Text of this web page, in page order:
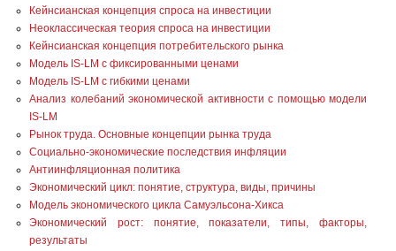
Кейнсианская концепция спроса на инвестиции
Неоклассическая теория спроса на инвестиции
Кейнсианская концепция потребительского рынка
Модель IS-LM с фиксированными ценами
Модель IS-LM с гибкими ценами
Анализ колебаний экономической активности с помощью модели
IS-LM
Рынок труда. Основные концепции рынка труда
Социально-экономические последствия инфляции
Антиинфляционная политика
Экономический цикл: понятие, структура, виды, причины
Модель экономического цикла Самуэльсона-Хикса
Экономический рост: понятие, показатели, типы, факторы,
результаты